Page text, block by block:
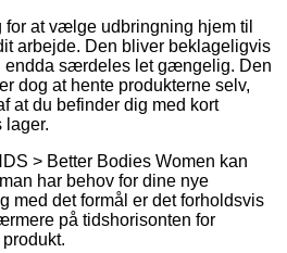
for at vælge udbringning hjem til
arbejde. Den bliver beklageligvis
endda særdeles let gængelig. Den
dog at hente produkterne selv,
at du befinder dig med kort
lager.
> Better Bodies Women kan
har behov for dine nye
med det formål er det forholdsvis
på tidshorisonten for